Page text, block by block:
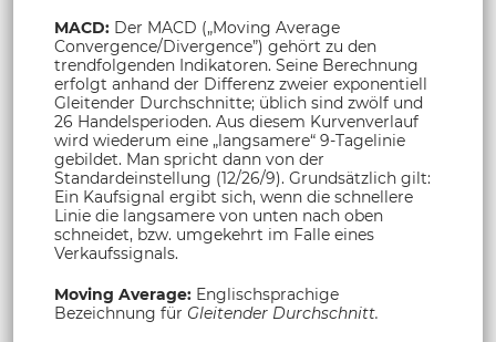
MACD: Der MACD („Moving Average
Convergence/Divergence”) gehört zu den
trendfolgenden Indikatoren. Seine Berechnung
erfolgt anhand der Differenz zweier exponentiell
Gleitender Durchschnitte; üblich sind zwölf und
26 Handelsperioden. Aus diesem Kurvenverlauf
wird wiederum eine „langsamere“ 9-Tagelinie
gebildet. Man spricht dann von der
Standardeinstellung (12/26/9). Grundsätzlich gilt:
Ein Kaufsignal ergibt sich, wenn die schnellere
Linie die langsamere von unten nach oben
schneidet, bzw. umgekehrt im Falle eines
Verkaufssignals.
Moving Average: Englischsprachige
Bezeichnung für Gleitender Durchschnitt.